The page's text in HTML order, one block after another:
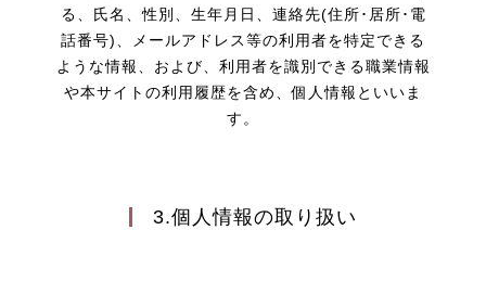
る、氏名、性別、生年月日、連絡先(住所･居所･電
話番号)、メールアドレス等の利用者を特定できる
ような情報、および、利用者を識別できる職業情報
や本サイトの利用履歴を含め、個人情報といいま
す。
3.個人情報の取り扱い